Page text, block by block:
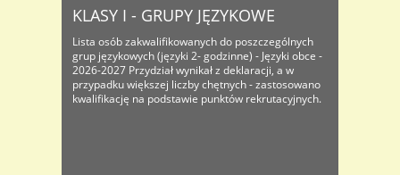
KLASY I - GRUPY JĘZYKOWE
Lista osób zakwalifikowanych do poszczególnych
grup językowych (języki 2- godzinne) - Języki obce -
2026-2027 Przydział wynikał z deklaracji, a w
przypadku większej liczby chętnych - zastosowano
kwalifikację na podstawie punktów rekrutacyjnych.